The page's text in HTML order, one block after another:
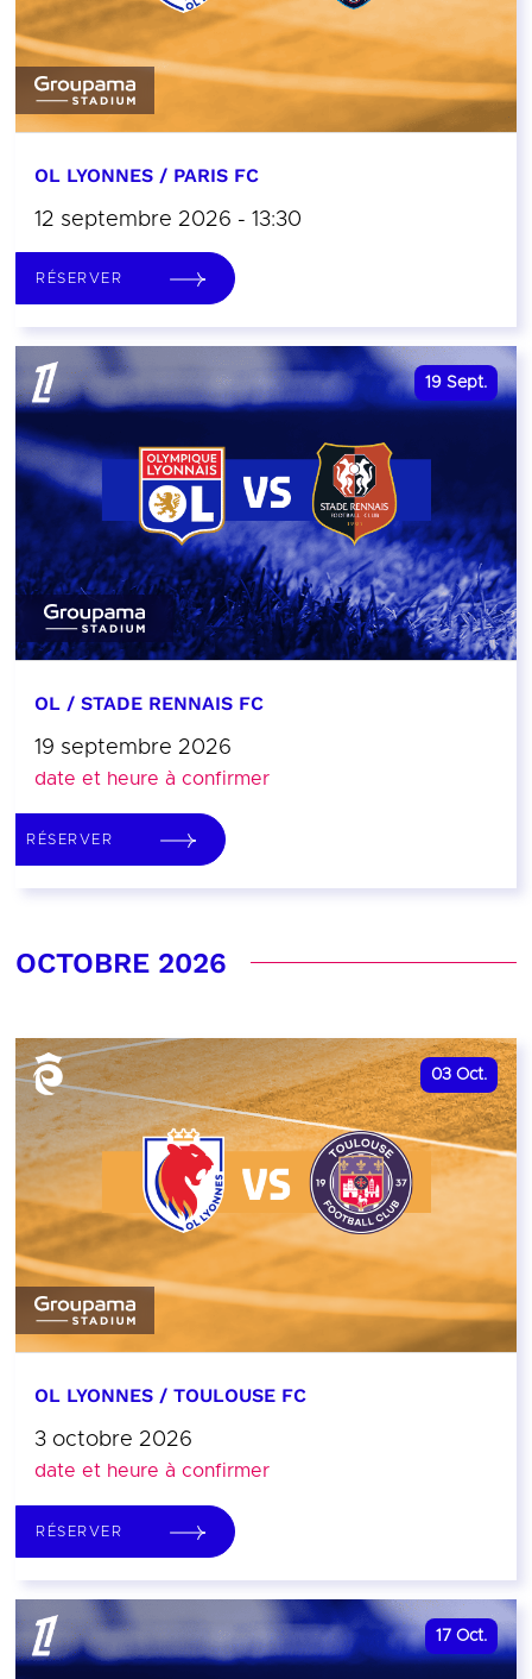
OL LYONNES / PARIS FC
12 septembre 2026 - 13:30
RÉSERVER
19 Sept.
OL / STADE RENNAIS FC
19 septembre 2026
date et heure à confirmer
RÉSERVER
OCTOBRE 2026
03 Oct.
OL LYONNES / TOULOUSE FC
3 octobre 2026
date et heure à confirmer
RÉSERVER
17 Oct.